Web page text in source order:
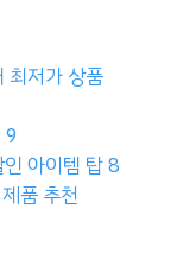
최저가 상품
9
아이템 탑 8
품 추천